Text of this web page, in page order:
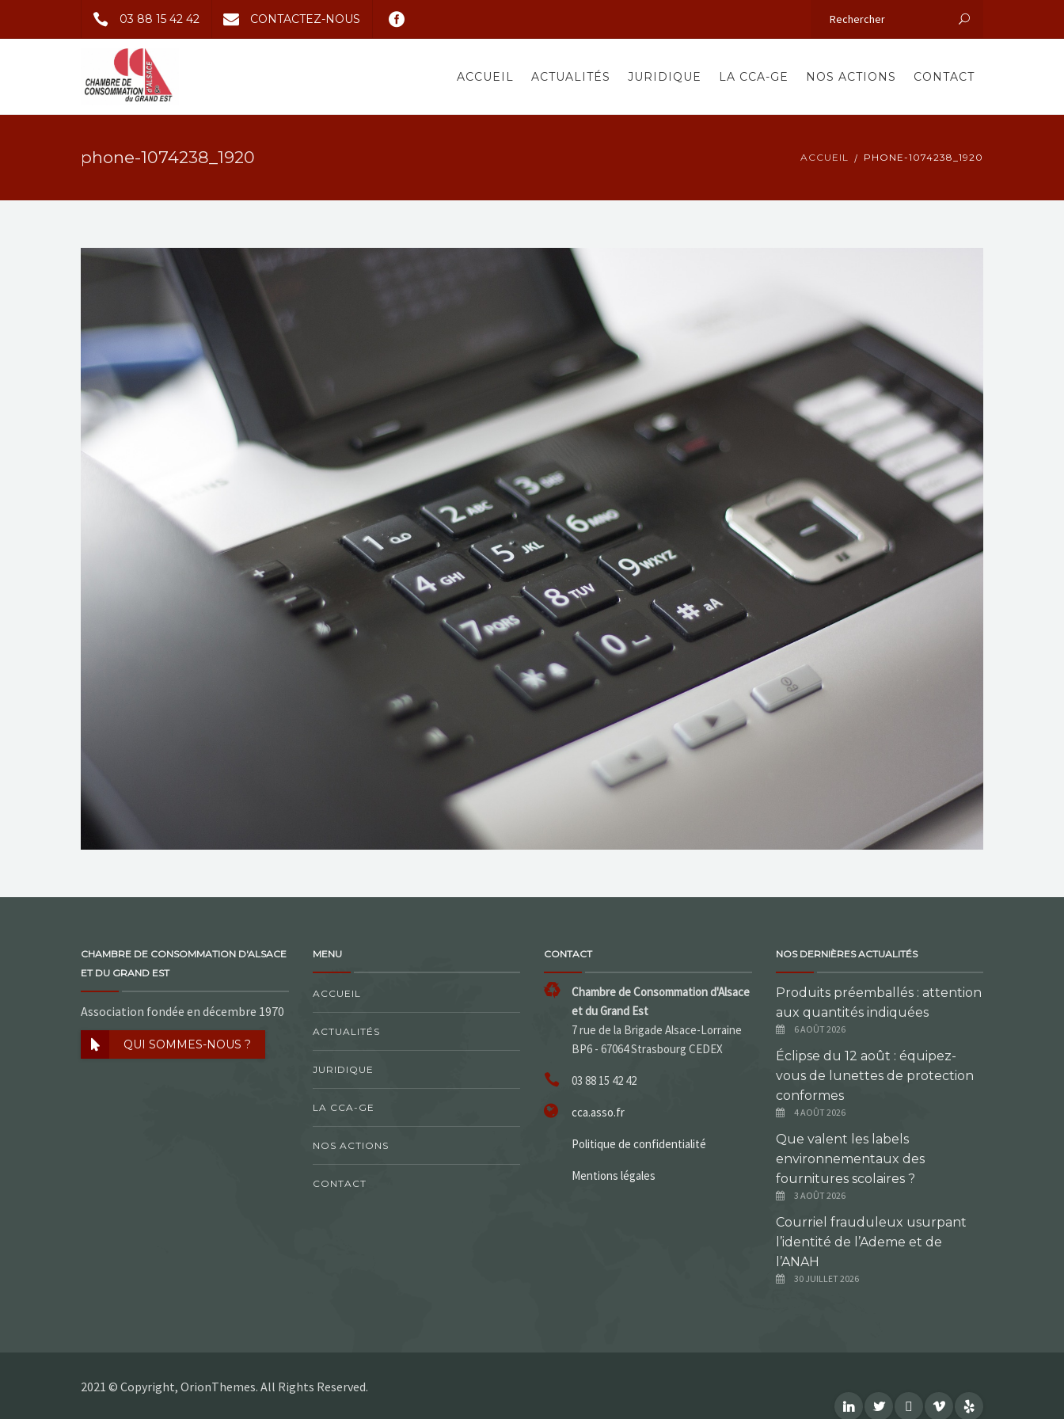
03 88 15 42 42 CONTACTEZ-NOUS
ACCUEIL ACTUALITÉS JURIDIQUE LA CCA-GE NOS ACTIONS CONTACT
phone-1074238_1920 ACCUEIL PHONE-1074238_1920
CHAMBRE DE CONSOMMATION D'ALSACE
ET DU GRAND EST
Association fondée en décembre 1970
QUI SOMMES-NOUS ?
MENU
ACCUEIL
ACTUALITÉS
JURIDIQUE
LA CCA-GE
NOS ACTIONS
CONTACT
CONTACT
Chambre de Consommation d'Alsace
et du Grand Est
7 rue de la Brigade Alsace-Lorraine
BP6 - 67064 Strasbourg CEDEX
03 88 15 42 42
cca.asso.fr
Politique de confidentialité
Mentions légales
NOS DERNIÈRES ACTUALITÉS
Produits préemballés : attention
aux quantités indiquées
6 AOÛT 2026
Éclipse du 12 août : équipez-
vous de lunettes de protection
conformes
4 AOÛT 2026
Que valent les labels
environnementaux des
fournitures scolaires ?
3 AOÛT 2026
Courriel frauduleux usurpant
l’identité de l’Ademe et de
l’ANAH
30 JUILLET 2026
2021 © Copyright, OrionThemes. All Rights Reserved.